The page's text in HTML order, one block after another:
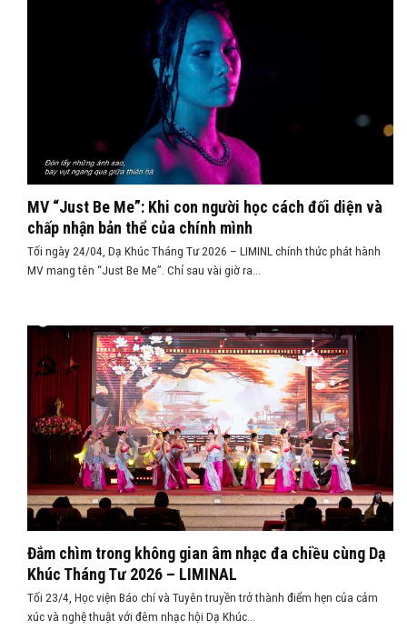
MV “Just Be Me”: Khi con người học cách đối diện và
chấp nhận bản thể của chính mình
Tối ngày 24/04, Dạ Khúc Tháng Tư 2026 – LIMINL chính thức phát hành
MV mang tên “Just Be Me”. Chỉ sau vài giờ ra...
Đắm chìm trong không gian âm nhạc đa chiều cùng Dạ
Khúc Tháng Tư 2026 – LIMINAL
Tối 23/4, Học viện Báo chí và Tuyên truyền trở thành điểm hẹn của cảm
xúc và nghệ thuật với đêm nhạc hội Dạ Khúc...